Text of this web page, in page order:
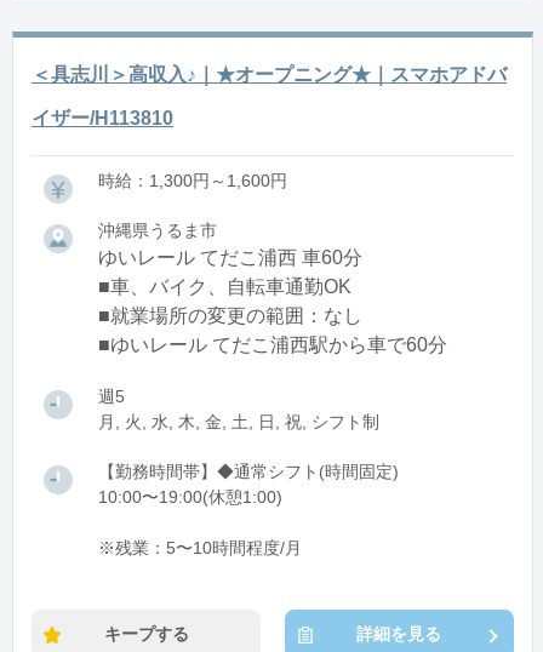
＜具志川＞高収入♪｜★オープニング★｜スマホアドバ
イザー/H113810
時給：1,300円～1,600円
沖縄県うるま市
ゆいレール てだこ浦西 車60分
■車、バイク、自転車通勤OK
■就業場所の変更の範囲：なし
■ゆいレール てだこ浦西駅から車で60分
週5
月, 火, 水, 木, 金, 土, 日, 祝, シフト制
【勤務時間帯】◆通常シフト(時間固定)
10:00〜19:00(休憩1:00)
※残業：5〜10時間程度/月
キープする 詳細を見る